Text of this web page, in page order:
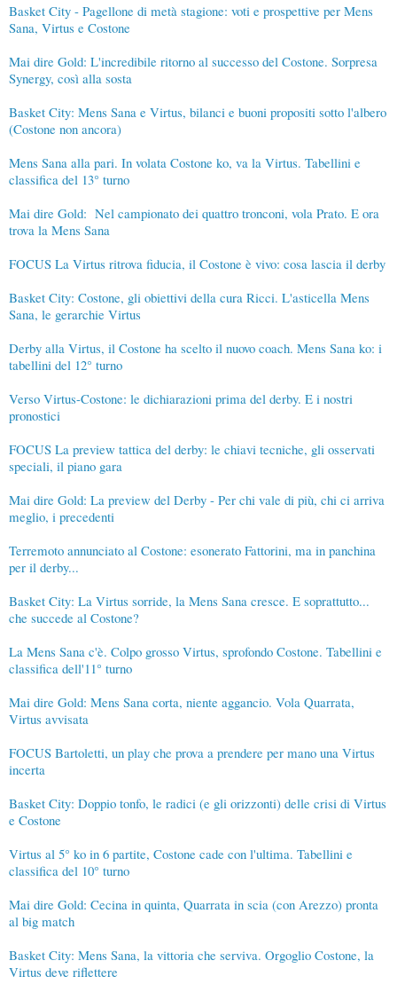
Basket City - Pagellone di metà stagione: voti e prospettive per Mens
Sana, Virtus e Costone
Mai dire Gold: L'incredibile ritorno al successo del Costone. Sorpresa
Synergy, così alla sosta
Basket City: Mens Sana e Virtus, bilanci e buoni propositi sotto l'albero
(Costone non ancora)
Mens Sana alla pari. In volata Costone ko, va la Virtus. Tabellini e
classifica del 13° turno
Mai dire Gold: Nel campionato dei quattro tronconi, vola Prato. E ora
trova la Mens Sana
FOCUS La Virtus ritrova fiducia, il Costone è vivo: cosa lascia il derby
Basket City: Costone, gli obiettivi della cura Ricci. L'asticella Mens
Sana, le gerarchie Virtus
Derby alla Virtus, il Costone ha scelto il nuovo coach. Mens Sana ko: i
tabellini del 12° turno
Verso Virtus-Costone: le dichiarazioni prima del derby. E i nostri
pronostici
FOCUS La preview tattica del derby: le chiavi tecniche, gli osservati
speciali, il piano gara
Mai dire Gold: La preview del Derby - Per chi vale di più, chi ci arriva
meglio, i precedenti
Terremoto annunciato al Costone: esonerato Fattorini, ma in panchina
per il derby...
Basket City: La Virtus sorride, la Mens Sana cresce. E soprattutto...
che succede al Costone?
La Mens Sana c'è. Colpo grosso Virtus, sprofondo Costone. Tabellini e
classifica dell'11° turno
Mai dire Gold: Mens Sana corta, niente aggancio. Vola Quarrata,
Virtus avvisata
FOCUS Bartoletti, un play che prova a prendere per mano una Virtus
incerta
Basket City: Doppio tonfo, le radici (e gli orizzonti) delle crisi di Virtus
e Costone
Virtus al 5° ko in 6 partite, Costone cade con l'ultima. Tabellini e
classifica del 10° turno
Mai dire Gold: Cecina in quinta, Quarrata in scia (con Arezzo) pronta
al big match
Basket City: Mens Sana, la vittoria che serviva. Orgoglio Costone, la
Virtus deve riflettere